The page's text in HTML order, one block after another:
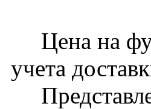
Цена на
учета